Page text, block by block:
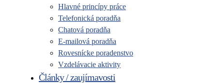
Hlavné princípy práce
Telefonická poradňa
Chatová poradňa
E-mailová poradňa
Rovesnícke poradenstvo
Vzdelávacie aktivity
Články / zaujímavosti